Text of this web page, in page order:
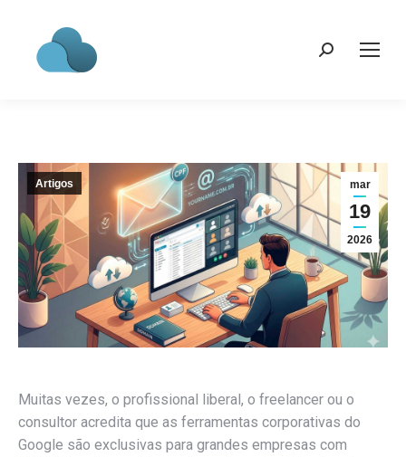
Search:
mar
19
2026
Artigos
Muitas vezes, o profissional liberal, o freelancer ou o
consultor acredita que as ferramentas corporativas do
Google são exclusivas para grandes empresas com